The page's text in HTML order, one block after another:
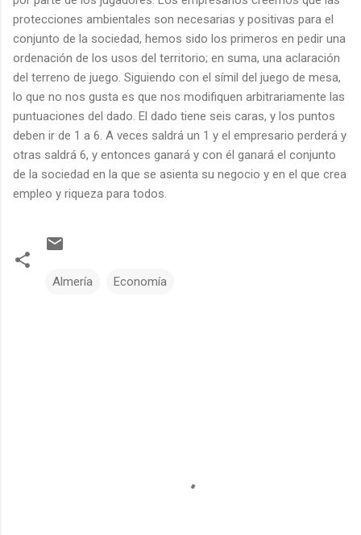
protecciones ambientales son necesarias y positivas para el
conjunto de la sociedad, hemos sido los primeros en pedir una
ordenación de los usos del territorio; en suma, una aclaración
del terreno de juego. Siguiendo con el símil del juego de mesa,
lo que no nos gusta es que nos modifiquen arbitrariamente las
puntuaciones del dado. El dado tiene seis caras, y los puntos
deben ir de 1 a 6. A veces saldrá un 1 y el empresario perderá y
otras saldrá 6, y entonces ganará y con él ganará el conjunto
de la sociedad en la que se asienta su negocio y en el que crea
empleo y riqueza para todos.
Almería Economía